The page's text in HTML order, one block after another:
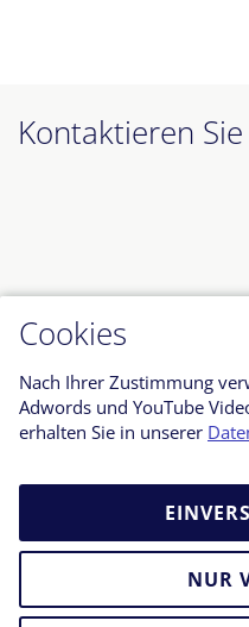
Cookies
Nach Ihrer Zustimmung
Adwords und YouTube
erhalten Sie in unserer
NUR
Kontaktieren